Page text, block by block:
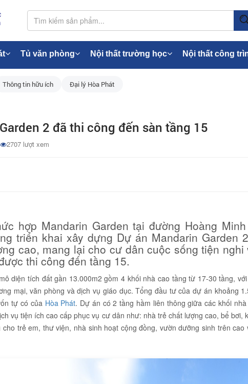
Tủ văn phòng Nội thất trường học Nội thất công
Thông tin hữu ích Đại lý Hòa Phát
2 đã thi công đến sàn tầng 15
2707 lượt xem
hợp Mandarin Garden tại đường Hoàng
triển khai xây dựng Dự án Mandarin Garden
cao, mang lại cho cư dân cuộc sống tiện nghi
thi công đến tầng 15.
diện tích đất gần 13.000m2 gồm 4 khối nhà cao tầng từ 17-30 tầng,
mại, văn phòng và dịch vụ giáo dục. Tổng đầu tư của dự án khoảng
tự có của Hòa Phát. Dự án có 2 tầng hầm liên thông giữa các khối
vụ tiện ích cao cấp phục vụ cư dân như: nhà trẻ chất lượng cao, bể bơi,
trẻ em, thư viện, nhà sinh hoạt cộng đồng, vườn dưỡng sinh trên cao